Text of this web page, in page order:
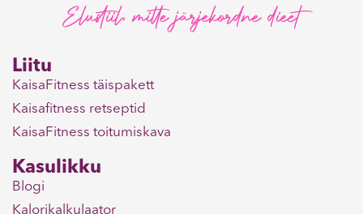
Elustiil, mitte järjekordne dieet
Liitu
KaisaFitness täispakett
Kaisafitness retseptid
KaisaFitness toitumiskava
Kasulikku
Blogi
Kalorikalkulaator